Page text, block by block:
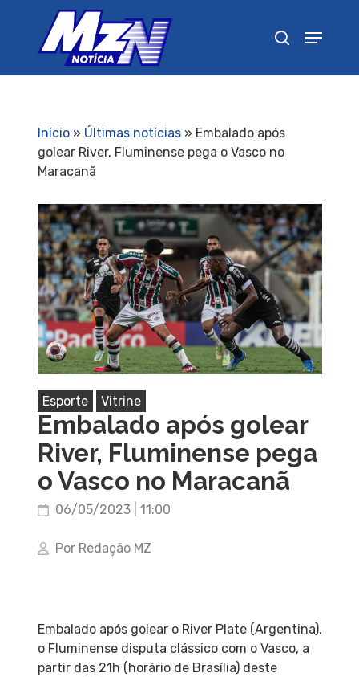
Início» Últimas notícias» Embalado após
golear River, Fluminense pega o Vasco no
Maracanã
Esporte Vitrine
Embalado após golear
River, Fluminense pega
o Vasco no Maracanã
06/05/2023 | 11:00
Por Redação MZ
Embalado após golear o River Plate (Argentina),
o Fluminense disputa clássico com o Vasco, a
partir das 21h (horário de Brasília) deste